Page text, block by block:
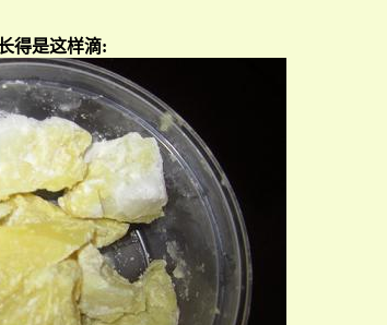
得是这样滴: